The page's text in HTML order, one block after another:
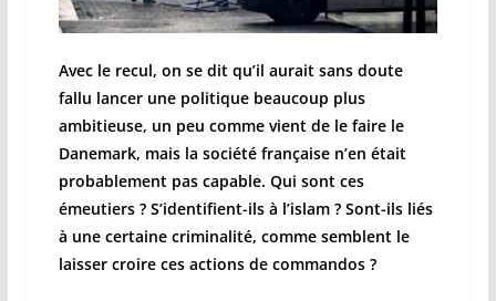
Avec le recul, on se dit qu’il aurait sans doute
fallu lancer une politique beaucoup plus
ambitieuse, un peu comme vient de le faire le
Danemark, mais la société française n’en était
probablement pas capable. Qui sont ces
émeutiers ? S’identifient-ils à l’islam ? Sont-ils liés
à une certaine criminalité, comme semblent le
laisser croire ces actions de commandos ?